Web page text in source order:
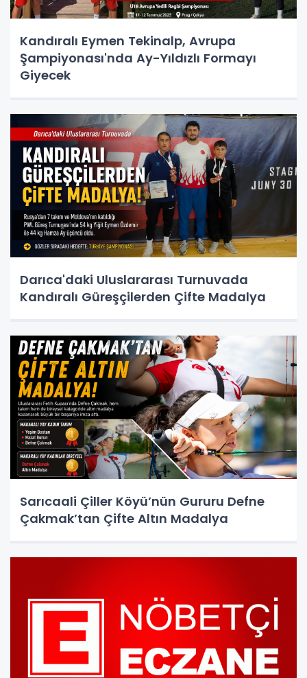
Kandıralı Eymen Tekinalp, Avrupa
Şampiyonası'nda Ay-Yıldızlı Formayı
Giyecek
Darıca'daki Uluslararası Turnuvada
Kandıralı Güreşçilerden Çifte Madalya
Sarıcaali Çiller Köyü’nün Gururu Defne
Çakmak’tan Çifte Altın Madalya